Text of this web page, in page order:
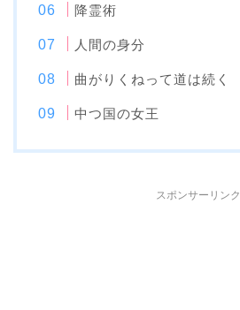
降霊術
人間の身分
曲がりくねって道は続く
中つ国の女王
スポンサーリンク